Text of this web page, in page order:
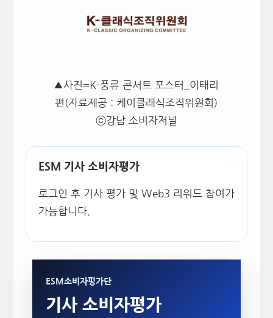
▲사진=K-풍류 콘서트 포스터_이태리
편(자료제공 : 케이클래식조직위원회)
ⓒ강남 소비자저널
ESM 기사 소비자평가
로그인 후 기사 평가 및 Web3 리워드 참여가
가능합니다.
ESM소비자평가단
기사 소비자평가